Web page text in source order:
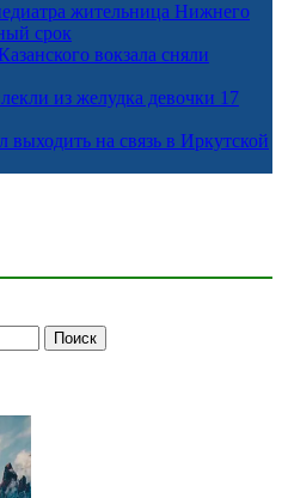
жительница Нижнего
срок
вокзала сняли
из желудка девочки 17
выходить на связь в Иркутской